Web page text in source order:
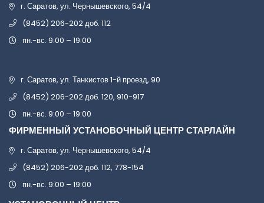
г. Саратов, ул. Чернышевского, 54/4
(8452) 206-202 доб. 112
пн.-вс. 9:00 – 19:00
г. Саратов, ул. Танкистов 1-й проезд, 90
(8452) 206-202 доб. 120, 910-917
пн.-вс. 9:00 – 19:00
ФИРМЕННЫЙ УСТАНОВОЧНЫЙ ЦЕНТР СТАРЛАЙН
г. Саратов, ул. Чернышевского, 54/4
(8452) 206-202 доб. 112, 778-154
пн.-вс. 9:00 – 19:00